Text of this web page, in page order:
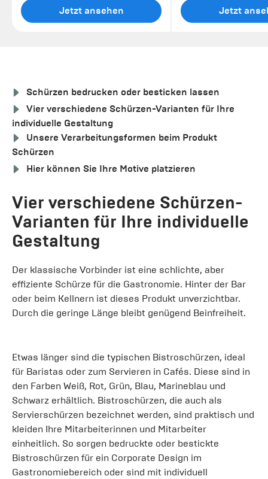
Jetzt ansehen Jetzt
Schürzen bedrucken oder besticken lassen
Vier verschiedene Schürzen-Varianten für Ihre
individuelle Gestaltung
Unsere Verarbeitungsformen beim Produkt
Schürzen
Hier können Sie Ihre Motive platzieren
Vier verschiedene Schürzen-
Varianten für Ihre individuelle
Gestaltung
Der klassische Vorbinder ist eine schlichte, aber
effiziente Schürze für die Gastronomie. Hinter der Bar
oder beim Kellnern ist dieses Produkt unverzichtbar.
Durch die geringe Länge bleibt genügend Beinfreiheit.
Etwas länger sind die typischen Bistroschürzen, ideal
für Baristas oder zum Servieren in Cafés. Diese sind in
den Farben Weiß, Rot, Grün, Blau, Marineblau und
Schwarz erhältlich. Bistroschürzen, die auch als
Servierschürzen bezeichnet werden, sind praktisch und
kleiden Ihre Mitarbeiterinnen und Mitarbeiter
einheitlich. So sorgen bedruckte oder bestickte
Bistroschürzen für ein Corporate Design im
Gastronomiebereich oder sind mit individuell